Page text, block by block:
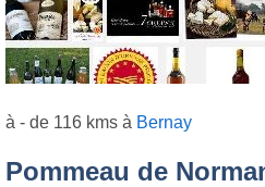
à - de 116 kms à Bernay
Pommeau de